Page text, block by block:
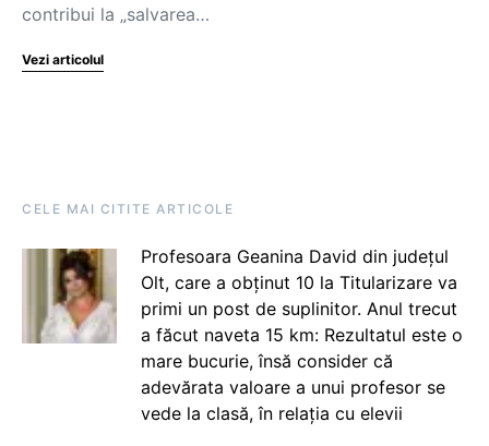
contribui la „salvarea…
Vezi articolul
CELE MAI CITITE ARTICOLE
Profesoara Geanina David din județul
Olt, care a obținut 10 la Titularizare va
primi un post de suplinitor. Anul trecut
a făcut naveta 15 km: Rezultatul este o
mare bucurie, însă consider că
adevărata valoare a unui profesor se
vede la clasă, în relația cu elevii